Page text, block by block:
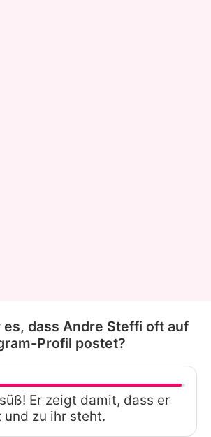
dass Andre Steffi oft auf
Profil postet?
Er zeigt damit, dass er
und zu ihr steht.